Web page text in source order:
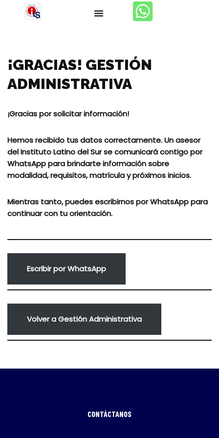
¡GRACIAS! GESTIÓN
ADMINISTRATIVA
¡Gracias por solicitar información!
Hemos recibido tus datos correctamente. Un asesor
del Instituto Latino del Sur se comunicará contigo por
WhatsApp para brindarte información sobre
modalidad, requisitos, matrícula y próximos inicios.
Mientras tanto, puedes escribirnos por WhatsApp para
continuar con tu orientación.
Escribir por WhatsApp
Volver a Gestión Administrativa
CONTÁCTANOS